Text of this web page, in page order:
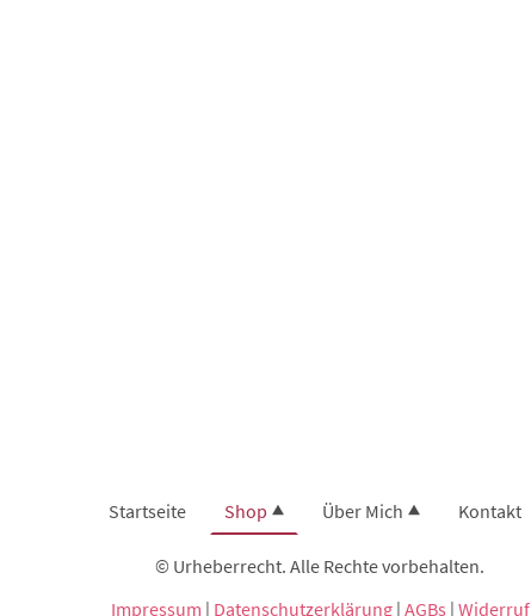
Startseite Shop Über Mich Kontakt
© Urheberrecht. Alle Rechte vorbehalten.
Impressum | Datenschutzerklärung| AGBs | Widerruf